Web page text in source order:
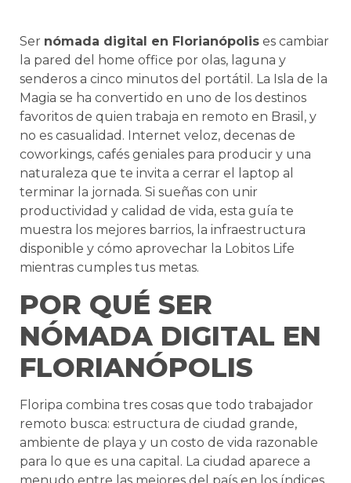
Ser nómada digital en Florianópolis es cambiar
la pared del home office por olas, laguna y
senderos a cinco minutos del portátil. La Isla de la
Magia se ha convertido en uno de los destinos
favoritos de quien trabaja en remoto en Brasil, y
no es casualidad. Internet veloz, decenas de
coworkings, cafés geniales para producir y una
naturaleza que te invita a cerrar el laptop al
terminar la jornada. Si sueñas con unir
productividad y calidad de vida, esta guía te
muestra los mejores barrios, la infraestructura
disponible y cómo aprovechar la Lobitos Life
mientras cumples tus metas.
POR QUÉ SER
NÓMADA DIGITAL EN
FLORIANÓPOLIS
Floripa combina tres cosas que todo trabajador
remoto busca: estructura de ciudad grande,
ambiente de playa y un costo de vida razonable
para lo que es una capital. La ciudad aparece a